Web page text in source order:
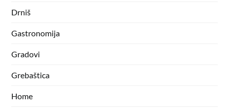
Drniš
Gastronomija
Gradovi
Grebaštica
Home